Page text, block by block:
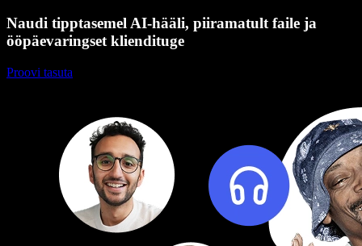
Naudi tipptasemel AI-hääli, piiramatult faile ja
ööpäevaringset kliendituge
Proovi tasuta